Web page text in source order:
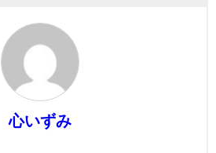
心いずみ